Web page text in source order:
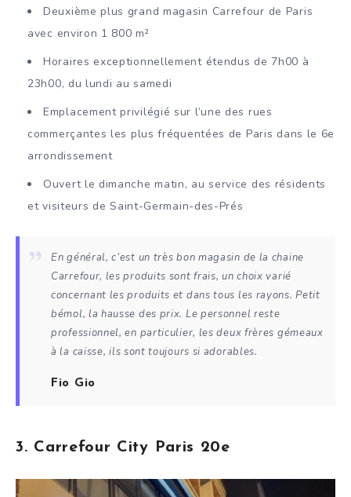
Deuxième plus grand magasin Carrefour de Paris
avec environ 1 800 m²
Horaires exceptionnellement étendus de 7h00 à
23h00, du lundi au samedi
Emplacement privilégié sur l’une des rues
commerçantes les plus fréquentées de Paris dans le 6e
arrondissement
Ouvert le dimanche matin, au service des résidents
et visiteurs de Saint-Germain-des-Prés
En général, c’est un très bon magasin de la chaine
Carrefour, les produits sont frais, un choix varié
concernant les produits et dans tous les rayons. Petit
bémol, la hausse des prix. Le personnel reste
professionnel, en particulier, les deux frères gémeaux
à la caisse, ils sont toujours si adorables.
Fio Gio
3. Carrefour City Paris 20e